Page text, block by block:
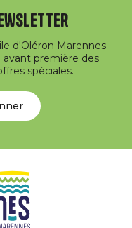
d'Oléron Marennes
première des
spéciales.